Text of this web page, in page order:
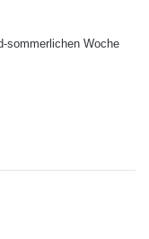
sommerlichen Woche